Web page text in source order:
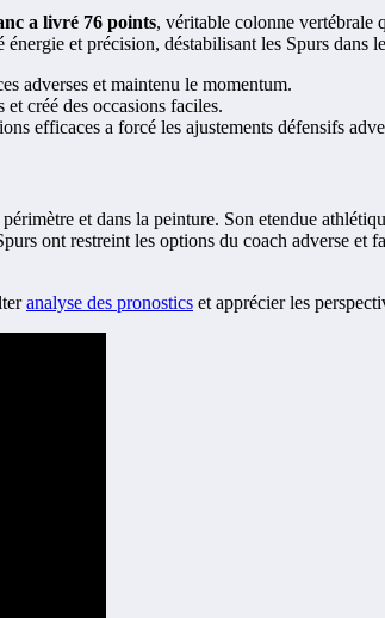
a livré 76 points, véritable colonne vertébrale
et précision, déstabilisant les Spurs dans
adverses et maintenu le momentum.
créé des occasions faciles.
efficaces a forcé les ajustements défensifs
et dans la peinture. Son etendue
ont restreint les options du coach adverse
analyse des pronostics et apprécier les